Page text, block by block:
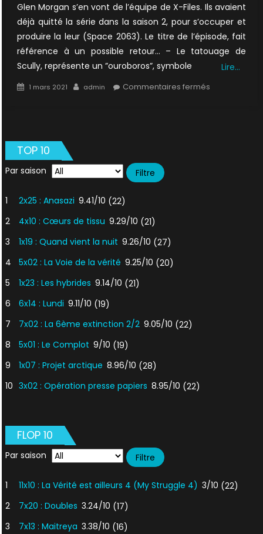
Glen Morgan s’en vont de l’équipe de X-Files. Ils avaient
déjà quitté la série dans la saison 2, pour s’occuper et
produire la leur (Space 2063). Le titre de l’épisode, fait
référence à un possible retour… – Le tatouage de
Scully, représente un ”ouroboros”, symbole
Lire…
Posted
1 mars 2021 Author
admin Commentaires ferméssur
TOP 10
Par saison
1 2x25 : Anasazi 9.41/10 (22)
2
4x10 : Cœurs de tissu 9.29/10 (21)
3
1x19 : Quand vient la nuit 9.26/10 (27)
4
5x02 : La Voie de la vérité 9.25/10 (20)
5
1x23 : Les hybrides 9.14/10 (21)
6
6x14 : Lundi 9.11/10 (19)
7
7x02 : La 6ème extinction 2/2 9.05/10 (22)
8
5x01 : Le Complot 9/10 (19)
9
1x07 : Projet arctique 8.96/10 (28)
10 3x02 : Opération presse papiers 8.95/10 (22)
FLOP 10
Par saison
1 11x10 : La Vérité est ailleurs 4 (My Struggle 4) 3/10 (22)
2
7x20 : Doubles 3.24/10 (17)
3
7x13 : Maitreya 3.38/10 (16)